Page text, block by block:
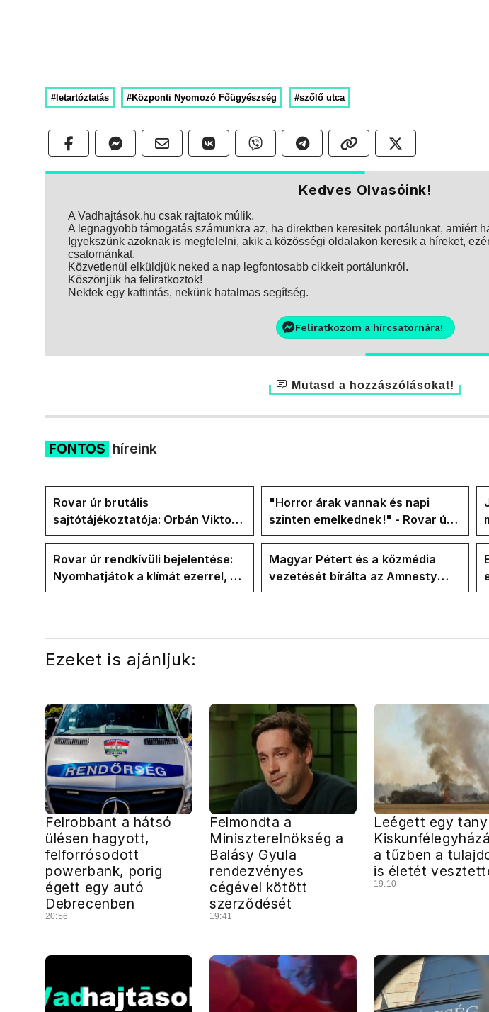
#letartóztatás #Központi Nyomozó Főügyészség #szőlő utca
Kedves Olvasóink!
A Vadhajtások.hu csak rajtatok múlik.
A legnagyobb támogatás számunkra az, ha direktben keresitek portálunkat, amiért
Igyekszünk azoknak is megfelelni, akik a közösségi oldalakon keresik a híreket,
csatornánkat.
Közvetlenül elküldjük neked a nap legfontosabb cikkeit portálunkról.
Köszönjük ha feliratkoztok!
Nektek egy kattintás, nekünk hatalmas segítség.
Feliratkozom a hírcsatornára!
Mutasd a hozzászólásokat!
FONTOS híreink
Rovar úr brutális
sajtótájékoztatója: Orbán Viktor
és a Vadhajtások a felelős a
kialakult helyzetért
"Horror árak vannak és napi
szinten emelkednek!" - Rovar úr
Facebook-oldalán lázadnak a
Tiszások
Rovar úr rendkívüli bejelentése:
Nyomhatjátok a klímát ezerrel, a
hűtőket letekerhetitek, vége az
Magyar Pétert és a közmédia
vezetését bírálta az Amnesty
International a Klubrádióban
Ezeket is ajánljuk:
Felrobbant a hátsó
ülésen hagyott,
felforrósodott
powerbank, porig
égett egy autó
Debrecenben
20:56
Felmondta a
Miniszterelnökség a
Balásy Gyula
rendezvényes
cégével kötött
szerződését
19:41
Leégett egy
a tűzben a
is életét
19:10